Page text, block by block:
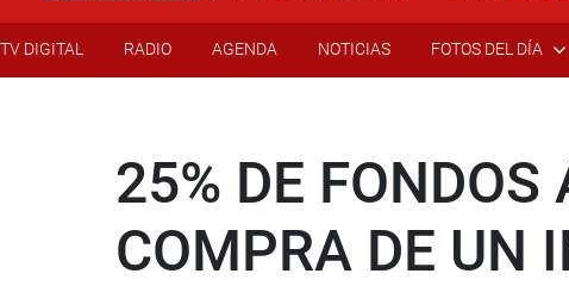
TV DIGITAL RADIO AGENDA NOTICIAS FOTOS DEL DÍA
25% DE
COMPRA DE UN